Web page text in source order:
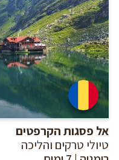
אל פסגות הקרפטים
טיולי טרקים והליכה